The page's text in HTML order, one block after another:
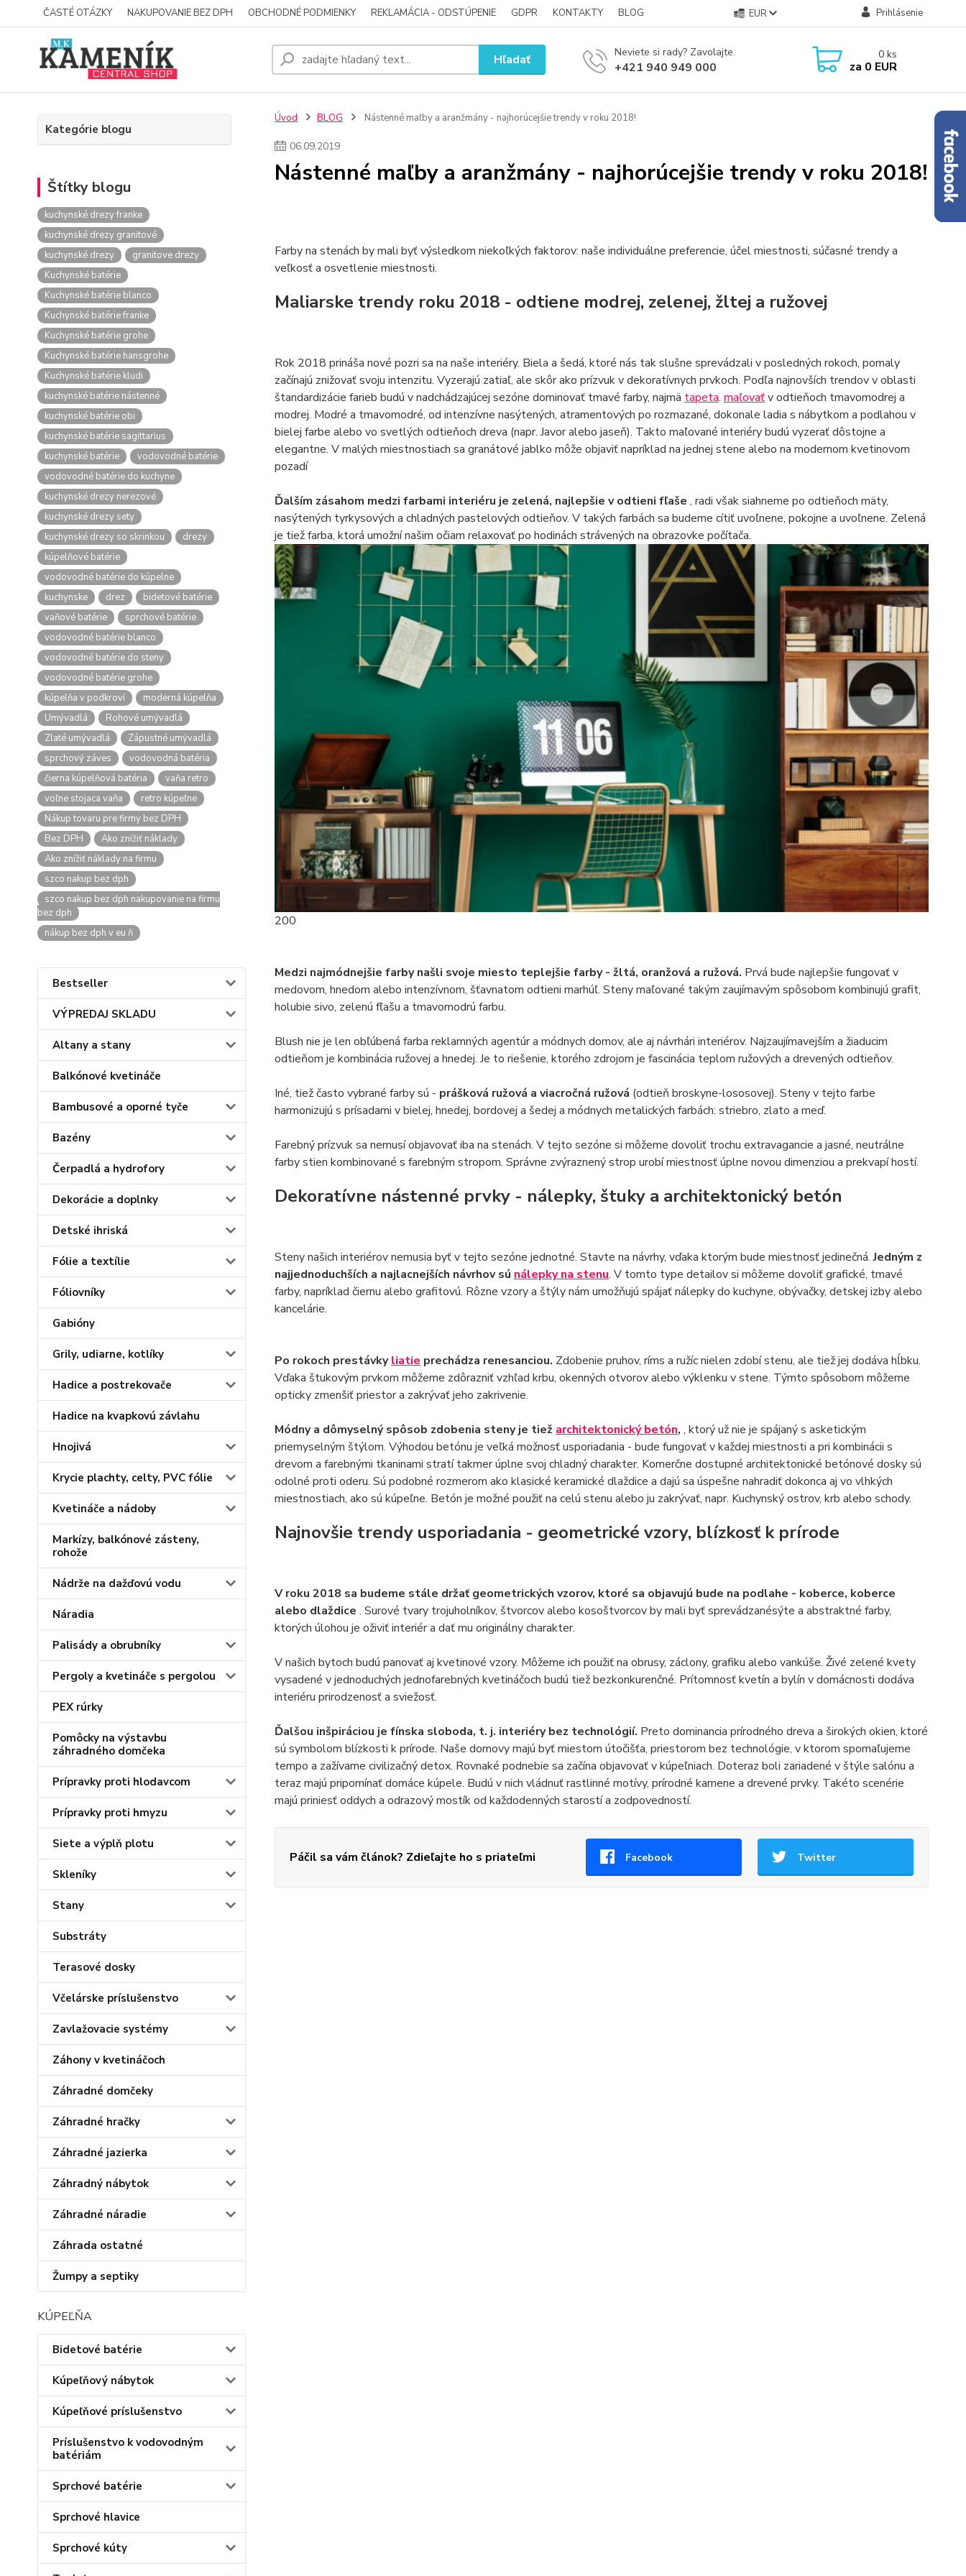
ČASTÉ OTÁZKY NAKUPOVANIE BEZ DPH OBCHODNÉ PODMIENKY REKLAMÁCIA - ODSTÚPENIE GDPR KONTAKTY BLOG EUR Prihlásenie
Hľadať Neviete si rady? Zavolajte.
+421 940 949 000
0 ks
za 0 EUR
Kategórie blogu
Štítky blogu
kuchynské drezy franke
kuchynské drezy granitové
kuchynské drezy
granitove drezy
Kuchynské batérie
Kuchynské batérie blanco
Kuchynské batérie franke
Kuchynské batérie grohe
Kuchynské batérie hansgrohe
Kuchynské batérie kludi
kuchynské batérie nástenné
kuchynské batérie obi
kuchynské batérie sagittarius
kuchynské batérie
vodovodné batérie
vodovodné batérie do kuchyne
kuchynské drezy nerezové
kuchynské drezy sety
kuchynské drezy so skrinkou
drezy
kúpelňové batérie
vodovodné batérie do kúpelne
kuchynske
drez
bidetové batérie
vaňové batérie
sprchové batérie
vodovodné batérie blanco
vodovodné batérie do steny
vodovodné batérie grohe
kúpelňa v podkroví
moderná kúpelňa
Umývadlá
Rohové umývadlá
Zlaté umývadlá
Zápustné umývadlá
sprchový záves
vodovodná batéria
čierna kúpelňová batéria
vaňa retro
voľne stojaca vaňa
retro kúpeľne
Nákup tovaru pre firmy bez DPH
Bez DPH
Ako znížiť náklady
Ako znížiť náklady na firmu
szco nakup bez dph
szco nakup bez dph nakupovanie na firmu
bez dph
nákup bez dph v eu ň
Bestseller
VÝPREDAJ SKLADU
Altany a stany
Balkónové kvetináče
Bambusové a oporné tyče
Bazény
Čerpadlá a hydrofory
Dekorácie a doplnky
Detské ihriská
Fólie a textílie
Fóliovníky
Gabióny
Grily, udiarne, kotlíky
Hadice a postrekovače
Hadice na kvapkovú závlahu
Hnojivá
Krycie plachty, celty, PVC fólie
Kvetináče a nádoby
Markízy, balkónové zásteny,
rohože
Nádrže na dažďovú vodu
Náradia
Palisády a obrubníky
Pergoly a kvetináče s pergolou
PEX rúrky
Pomôcky na výstavbu
záhradného domčeka
Prípravky proti hlodavcom
Prípravky proti hmyzu
Siete a výplň plotu
Skleníky
Stany
Substráty
Terasové dosky
Včelárske príslušenstvo
Zavlažovacie systémy
Záhony v kvetináčoch
Záhradné domčeky
Záhradné hračky
Záhradné jazierka
Záhradný nábytok
Záhradné náradie
Záhrada ostatné
Žumpy a septiky
KÚPEĽŇA
Bidetové batérie
Kúpeľňový nábytok
Kúpeľňové príslušenstvo
Príslušenstvo k vodovodným
batériám
Sprchové batérie
Sprchové hlavice
Sprchové kúty
Úvod BLOG Nástenné maľby a aranžmány - najhorúcejšie trendy v roku 2018!
06.09.2019
Nástenné maľby a aranžmány - najhorúcejšie trendy v roku 2018!
Farby na stenách by mali byť výsledkom niekoľkých faktorov: naše individuálne preferencie, účel miestnosti, súčasné trendy a
veľkosť a osvetlenie miestnosti.
Maliarske trendy roku 2018 - odtiene modrej, zelenej, žltej a ružovej
Rok 2018 prináša nové pozri sa na naše interiéry. Biela a šedá, ktoré nás tak slušne sprevádzali v posledných rokoch, pomaly
začínajú znižovať svoju intenzitu. Vyzerajú zatiaľ, ale skôr ako prízvuk v dekoratívnych prvkoch. Podľa najnovších trendov v oblasti
štandardizácie farieb budú v nadchádzajúcej sezóne dominovať tmavé farby, najmä tapeta. maľovaťv odtieňoch tmavomodrej a
modrej. Modré a tmavomodré, od intenzívne nasýtených, atramentových po rozmazané, dokonale ladia s nábytkom a podlahou v
bielej farbe alebo vo svetlých odtieňoch dreva (napr. Javor alebo jaseň). Takto maľované interiéry budú vyzerať dôstojne a
elegantne. V malých miestnostiach sa granátové jablko môže objaviť napríklad na jednej stene alebo na modernom kvetinovom
pozadí
Ďalším zásahom medzi farbami interiéru je zelená, najlepšie v odtieni fľaše , radi však siahneme po odtieňoch mäty,
nasýtených tyrkysových a chladných pastelových odtieňov. V takých farbách sa budeme cítiť uvoľnene, pokojne a uvoľnene. Zelená
je tiež farba, ktorá umožní našim očiam relaxovať po hodinách strávených na obrazovke počítača.
200
Medzi najmódnejšie farby našli svoje miesto teplejšie farby - žltá, oranžová a ružová. Prvá bude najlepšie fungovať v
medovom, hnedom alebo intenzívnom, šťavnatom odtieni marhúľ. Steny maľované takým zaujímavým spôsobom kombinujú grafit,
holubie sivo, zelenú fľašu a tmavomodrú farbu.
Blush nie je len obľúbená farba reklamných agentúr a módnych domov, ale aj návrhári interiérov. Najzaujímavejším a žiaducim
odtieňom je kombinácia ružovej a hnedej. Je to riešenie, ktorého zdrojom je fascinácia teplom ružových a drevených odtieňov.
Iné, tiež často vybrané farby sú - prášková ružová a viacročná ružová (odtieň broskyne-lososovej). Steny v tejto farbe
harmonizujú s prísadami v bielej, hnedej, bordovej a šedej a módnych metalických farbách: striebro, zlato a meď.
Farebný prízvuk sa nemusí objavovať iba na stenách. V tejto sezóne si môžeme dovoliť trochu extravagancie a jasné, neutrálne
farby stien kombinované s farebným stropom. Správne zvýraznený strop urobí miestnosť úplne novou dimenziou a prekvapí hostí.
Dekoratívne nástenné prvky - nálepky, štuky a architektonický betón
Steny našich interiérov nemusia byť v tejto sezóne jednotné. Stavte na návrhy, vďaka ktorým bude miestnosť jedinečná.Jedným z
najjednoduchších a najlacnejších návrhov sú nálepky na stenu. V tomto type detailov si môžeme dovoliť grafické, tmavé
farby, napríklad čiernu alebo grafitovú. Rôzne vzory a štýly nám umožňujú spájať nálepky do kuchyne, obývačky, detskej izby alebo
kancelárie.
Po rokoch prestávkyliatie prechádza renesanciou. Zdobenie pruhov, ríms a ružíc nielen zdobí stenu, ale tiež jej dodáva hĺbku.
Vďaka štukovým prvkom môžeme zdôrazniť vzhľad krbu, okenných otvorov alebo výklenku v stene. Týmto spôsobom môžeme
opticky zmenšiť priestor a zakrývať jeho zakrivenie.
Módny a dômyselný spôsob zdobenia steny je tiež architektonický betón, , ktorý už nie je spájaný s asketickým
priemyselným štýlom. Výhodou betónu je veľká možnosť usporiadania - bude fungovať v každej miestnosti a pri kombinácii s
drevom a farebnými tkaninami stratí takmer úplne svoj chladný charakter. Komerčne dostupné architektonické betónové dosky sú
odolné proti oderu. Sú podobné rozmerom ako klasické keramické dlaždice a dajú sa úspešne nahradiť dokonca aj vo vlhkých
miestnostiach, ako sú kúpeľne. Betón je možné použiť na celú stenu alebo ju zakrývať, napr. Kuchynský ostrov, krb alebo schody.
Najnovšie trendy usporiadania - geometrické vzory, blízkosť k prírode
V roku 2018 sa budeme stále držať geometrických vzorov, ktoré sa objavujú bude na podlahe - koberce, koberce
alebo dlaždice . Surové tvary trojuholníkov, štvorcov alebo kosoštvorcov by mali byť sprevádzanésýte a abstraktné farby,
ktorých úlohou je oživiť interiér a dať mu originálny charakter.
V našich bytoch budú panovať aj kvetinové vzory. Môžeme ich použiť na obrusy, záclony, grafiku alebo vankúše. Živé zelené kvety
vysadené v jednoduchých jednofarebných kvetináčoch budú tiež bezkonkurenčné. Prítomnosť kvetín a bylín v domácnosti dodáva
interiéru prirodzenosť a sviežosť.
Ďalšou inšpiráciou je fínska sloboda, t. j. interiéry bez technológií. Preto dominancia prírodného dreva a širokých okien, ktoré
sú symbolom blízkosti k prírode. Naše domovy majú byť miestom útočišťa, priestorom bez technológie, v ktorom spomaľujeme
tempo a zažívame civilizačný detox. Rovnaké podnebie sa začína objavovať v kúpeľniach. Doteraz boli zariadené v štýle salónu a
teraz majú pripomínať domáce kúpele. Budú v nich vládnuť rastlinné motívy, prírodné kamene a drevené prvky. Takéto scenérie
majú priniesť oddych a odrazový mostík od každodenných starostí a zodpovedností.
Páčil sa vám článok? Zdieľajte ho s priateľmi Facebook Twitter